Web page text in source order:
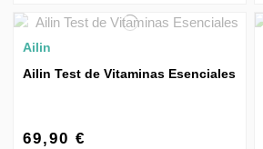
Ailin
Ailin Test de Vitaminas Esenciales
69,90 €